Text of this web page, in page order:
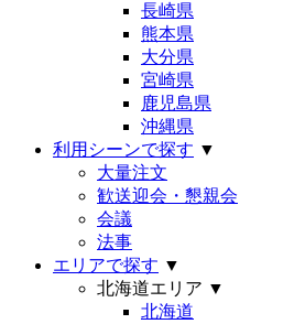
長崎県
熊本県
大分県
宮崎県
鹿児島県
沖縄県
利用シーンで探す ▼
大量注文
歓送迎会・懇親会
会議
法事
エリアで探す ▼
北海道エリア ▼
北海道